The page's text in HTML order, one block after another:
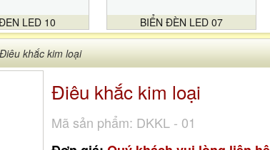
LED 10 BIỂN ĐÈN LED 07
khắc kim loại
Điêu khắc kim loại
Mã sản phẩm: DKKL - 01